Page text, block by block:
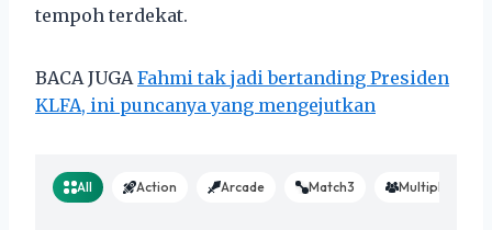
tempoh terdekat.
BACA JUGA Fahmi tak jadi bertanding Presiden
KLFA, ini puncanya yang mengejutkan